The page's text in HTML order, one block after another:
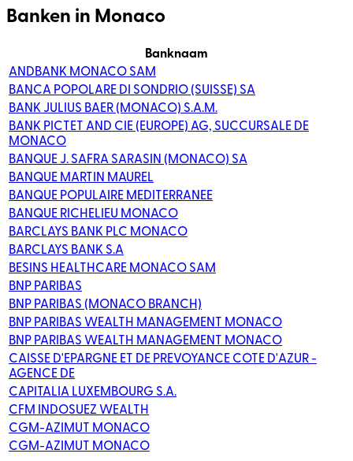
Banken in Monaco
Banknaam
ANDBANK MONACO SAM
BANCA POPOLARE DI SONDRIO (SUISSE) SA
BANK JULIUS BAER (MONACO) S.A.M.
BANK PICTET AND CIE (EUROPE) AG, SUCCURSALE DE
MONACO
BANQUE J. SAFRA SARASIN (MONACO) SA
BANQUE MARTIN MAUREL
BANQUE POPULAIRE MEDITERRANEE
BANQUE RICHELIEU MONACO
BARCLAYS BANK PLC MONACO
BARCLAYS BANK S.A
BESINS HEALTHCARE MONACO SAM
BNP PARIBAS
BNP PARIBAS (MONACO BRANCH)
BNP PARIBAS WEALTH MANAGEMENT MONACO
BNP PARIBAS WEALTH MANAGEMENT MONACO
CAISSE D'EPARGNE ET DE PREVOYANCE COTE D'AZUR -
AGENCE DE
CAPITALIA LUXEMBOURG S.A.
CFM INDOSUEZ WEALTH
CGM-AZIMUT MONACO
CGM-AZIMUT MONACO